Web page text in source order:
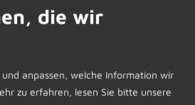
Der Spielplatztreff am
am Spielplatz im Liliosa-Weg
Angebot für Alle die
von 0-3 Jahren - donnerstags,
die wir
und anpassen, welche Information wir
zu erfahren, lesen Sie bitte unsere